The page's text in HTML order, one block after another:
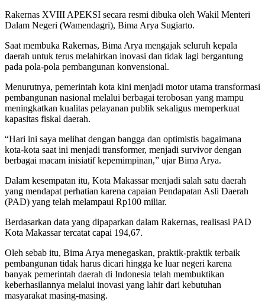
Rakernas XVIII APEKSI secara resmi dibuka oleh Wakil Menteri
Dalam Negeri (Wamendagri), Bima Arya Sugiarto.
Saat membuka Rakernas, Bima Arya mengajak seluruh kepala
daerah untuk terus melahirkan inovasi dan tidak lagi bergantung
pada pola-pola pembangunan konvensional.
Menurutnya, pemerintah kota kini menjadi motor utama transformasi
pembangunan nasional melalui berbagai terobosan yang mampu
meningkatkan kualitas pelayanan publik sekaligus memperkuat
kapasitas fiskal daerah.
“Hari ini saya melihat dengan bangga dan optimistis bagaimana
kota-kota saat ini menjadi transformer, menjadi survivor dengan
berbagai macam inisiatif kepemimpinan,” ujar Bima Arya.
Dalam kesempatan itu, Kota Makassar menjadi salah satu daerah
yang mendapat perhatian karena capaian Pendapatan Asli Daerah
(PAD) yang telah melampaui Rp100 miliar.
Berdasarkan data yang dipaparkan dalam Rakernas, realisasi PAD
Kota Makassar tercatat capai 194,67.
Oleh sebab itu, Bima Arya menegaskan, praktik-praktik terbaik
pembangunan tidak harus dicari hingga ke luar negeri karena
banyak pemerintah daerah di Indonesia telah membuktikan
keberhasilannya melalui inovasi yang lahir dari kebutuhan
masyarakat masing-masing.